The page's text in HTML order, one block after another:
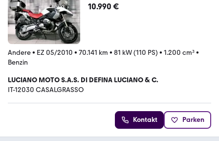
10.990 €
Andere• EZ 05/2010 • 70.141 km • 81 kW (110 PS) • 1.200 cm³•
Benzin
LUCIANO MOTO S.A.S. DI DEFINA LUCIANO & C.
IT-12030 CASALGRASSO
Kontakt Parken